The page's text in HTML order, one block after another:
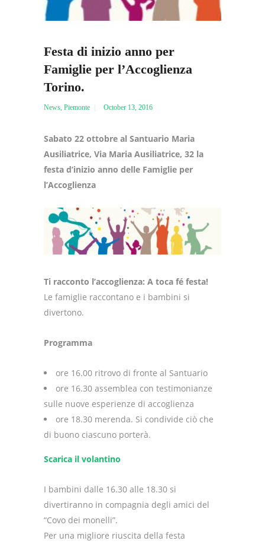
Festa di inizio anno per
Famiglie per l’Accoglienza
Torino.
News Piemonte October 13, 2016
Sabato 22 ottobre al Santuario Maria
Ausiliatrice, Via Maria Ausiliatrice, 32 la
festa d’inizio anno delle Famiglie per
l’Accoglienza
Ti racconto l’accoglienza: A toca fé festa!
Le famiglie raccontano e i bambini si
divertono.
Programma
ore 16.00 ritrovo di fronte al Santuario
ore 16.30 assemblea con testimonianze
sulle nuove esperienze di accoglienza
ore 18.30 merenda. Si condivide ciò che
di buono ciascuno porterà.
Scarica il volantino
I bambini dalle 16.30 alle 18.30 si
divertiranno in compagnia degli amici del
“Covo dei monelli”.
Per una migliore riuscita della festa